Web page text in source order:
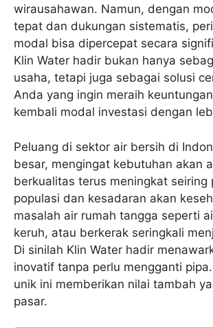
wirausahawan. Namun, dengan
tepat dan dukungan sistematis,
modal bisa dipercepat secara
Klin Water hadir bukan hanya
usaha, tetapi juga sebagai solusi
Anda yang ingin meraih
kembali modal investasi dengan
Peluang di sektor air bersih di
besar, mengingat kebutuhan akan
berkualitas terus meningkat seiring
populasi dan kesadaran akan
masalah air rumah tangga seperti
keruh, atau berkerak seringkali
Di sinilah Klin Water hadir
inovatif tanpa perlu mengganti
unik ini memberikan nilai tambah
pasar.